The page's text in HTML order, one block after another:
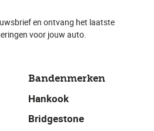
Bandenmerken
Hankook
Bridgestone
en ontvang het laatste
voor jouw auto.